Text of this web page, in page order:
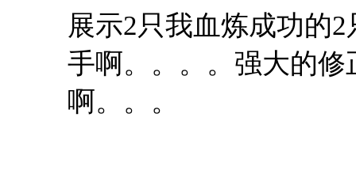
展示2只我血炼成功的
手啊。。。。强大的
啊。。。